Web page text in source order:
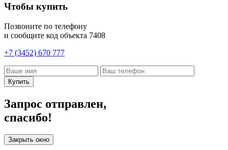
Чтобы купить
Позвоните по телефону
и сообщите код объекта 7408
+7 (3452) 670 777
Купить
Запрос отправлен,
спасибо!
Закрыть окно